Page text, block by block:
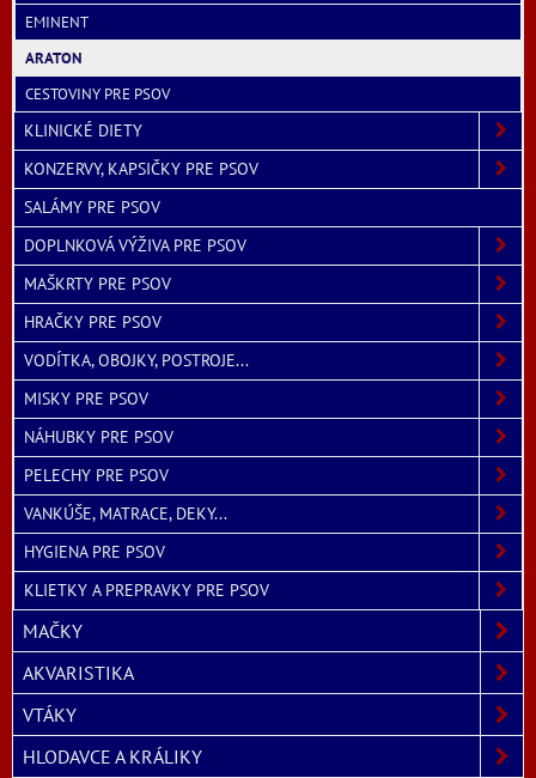
EMINENT
ARATON
CESTOVINY PRE PSOV
KLINICKÉ DIETY
KONZERVY, KAPSIČKY PRE PSOV
SALÁMY PRE PSOV
DOPLNKOVÁ VÝŽIVA PRE PSOV
MAŠKRTY PRE PSOV
HRAČKY PRE PSOV
VODÍTKA, OBOJKY, POSTROJE...
MISKY PRE PSOV
NÁHUBKY PRE PSOV
PELECHY PRE PSOV
VANKÚŠE, MATRACE, DEKY...
HYGIENA PRE PSOV
KLIETKY A PREPRAVKY PRE PSOV
MAČKY
AKVARISTIKA
VTÁKY
HLODAVCE A KRÁLIKY